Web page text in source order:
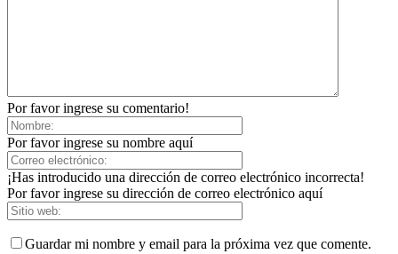
Por favor ingrese su comentario!
Por favor ingrese su nombre aquí
¡Has introducido una dirección de correo electrónico incorrecta!
Por favor ingrese su dirección de correo electrónico aquí
Guardar mi nombre y email para la próxima vez que comente.